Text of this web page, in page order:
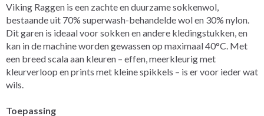
Viking Raggen is een zachte en duurzame sokkenwol,
bestaande uit 70% superwash-behandelde wol en 30% nylon.
Dit garen is ideaal voor sokken en andere kledingstukken, en
kan in de machine worden gewassen op maximaal 40°C. Met
een breed scala aan kleuren – effen, meerkleurig met
kleurverloop en prints met kleine spikkels – is er voor ieder wat
wils.
Toepassing